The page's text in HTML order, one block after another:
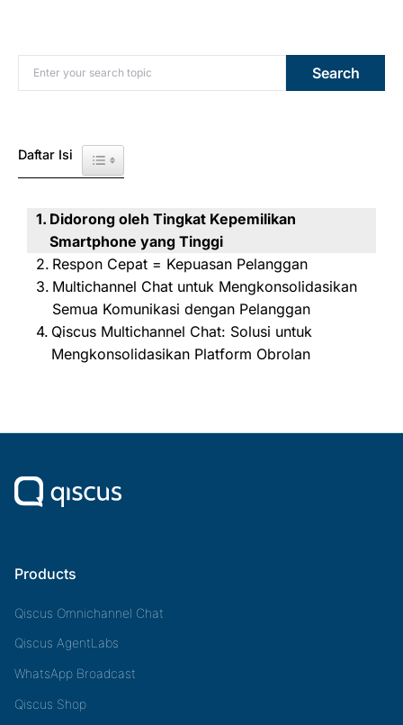
Search for: Search
Daftar Isi Toggle Table of Content
Didorong oleh Tingkat Kepemilikan
Smartphone yang Tinggi
Respon Cepat = Kepuasan Pelanggan
Multichannel Chat untuk Mengkonsolidasikan
Semua Komunikasi dengan Pelanggan
Qiscus Multichannel Chat: Solusi untuk
Mengkonsolidasikan Platform Obrolan
Products
Qiscus Omnichannel Chat
Qiscus AgentLabs
WhatsApp Broadcast
Qiscus Shop